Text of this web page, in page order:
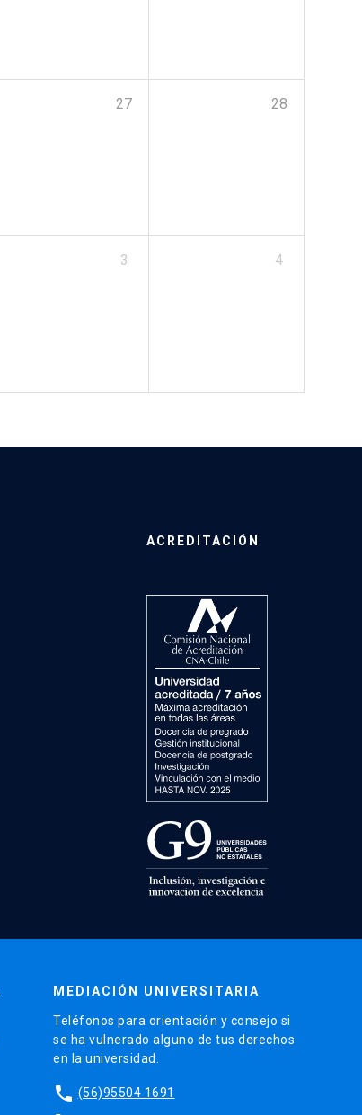
27 28
3 4
ACREDITACIÓN
MEDIACIÓN UNIVERSITARIA
Teléfonos para orientación y consejo si
se ha vulnerado alguno de tus derechos
en la universidad.
phone (56)95504 1691